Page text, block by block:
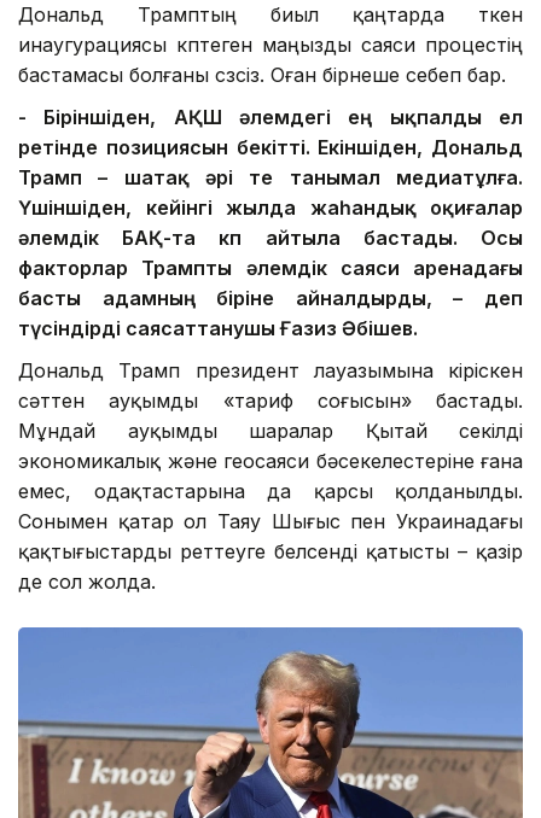
Дональд Трамптың биыл қаңтарда өткен
инаугурациясы көптеген маңызды саяси процестің
бастамасы болғаны сөзсіз. Оған бірнеше себеп бар.
- Біріншіден, АҚШ әлемдегі ең ықпалды ел
ретінде позициясын бекітті. Екіншіден, Дональд
Трамп – шатақ әрі өте танымал медиатұлға.
Үшіншіден, кейінгі жылда жаһандық оқиғалар
әлемдік БАҚ-та көп айтыла бастады. Осы
факторлар Трампты әлемдік саяси аренадағы
басты адамның біріне айналдырды, – деп
түсіндірді саясаттанушы Ғазиз Әбішев.
Дональд Трамп президент лауазымына кіріскен
сәттен ауқымды «тариф соғысын» бастады.
Мұндай ауқымды шаралар Қытай секілді
экономикалық және геосаяси бәсекелестеріне ғана
емес, одақтастарына да қарсы қолданылды.
Сонымен қатар ол Таяу Шығыс пен Украинадағы
қақтығыстарды реттеуге белсенді қатысты – қазір
де сол жолда.